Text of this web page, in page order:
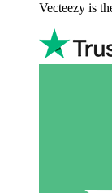
Vecteezy is